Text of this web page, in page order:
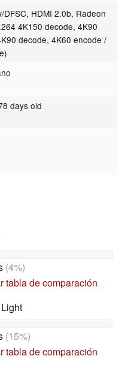
DFSC, HDMI 2.0b, Radeon
4K150 decode, 4K90
decode, 4K60 encode /
days old
(4%)
tabla de comparación
(15%)
tabla de comparación